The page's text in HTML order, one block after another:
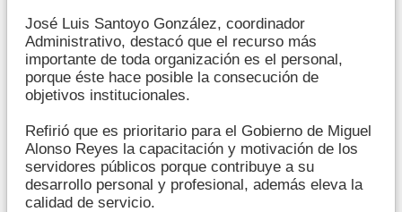
José Luis Santoyo González, coordinador
Administrativo, destacó que el recurso más
importante de toda organización es el personal,
porque éste hace posible la consecución de
objetivos institucionales.
Refirió que es prioritario para el Gobierno de Miguel
Alonso Reyes la capacitación y motivación de los
servidores públicos porque contribuye a su
desarrollo personal y profesional, además eleva la
calidad de servicio.